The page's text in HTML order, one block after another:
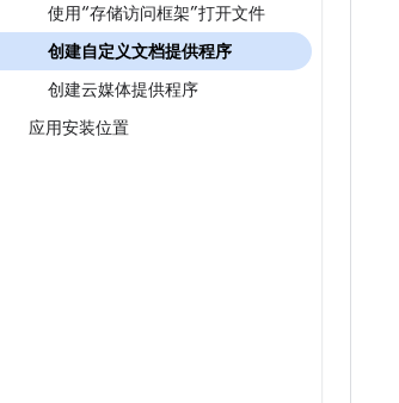
使用“存储访问框架”打开文件
创建自定义文档提供程序
创建云媒体提供程序
应用安装位置